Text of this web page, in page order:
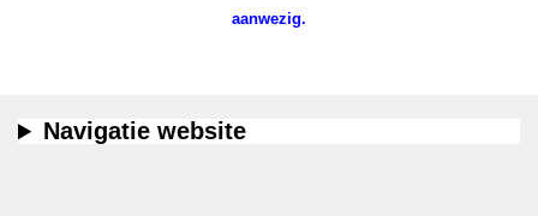
aanwezig.
Navigatie website